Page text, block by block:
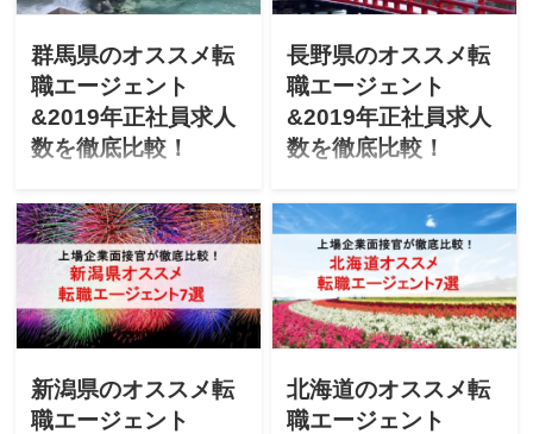
します！
します！
群馬県のオススメ転
職エージェント
&2019年正社員求人
数を徹底比較！
たい」「群馬にUターン転職
したいけど不安」と悩んで
ませんか？上場企業の面接
官が「群馬県のオススメ転
職エージェント」「最新
2019年エージェントごとの
します！
長野県のオススメ転
職エージェント
&2019年正社員求人
数を徹底比較！
たい」「長野にUターン転職
したいけど不安」と悩んで
ませんか？上場企業の面接
官が「長野県のオススメ転
職エージェント」「最新
2019年エージェントごとの
します！
新潟県のオススメ転
職エージェント
北海道のオススメ転
職エージェント